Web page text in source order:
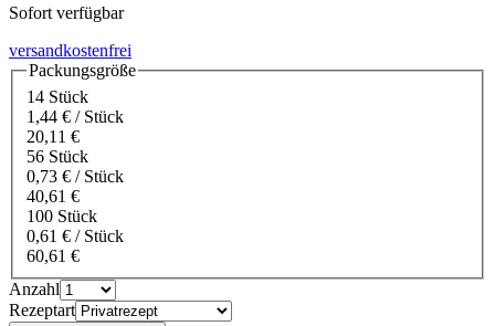
Sofort verfügbar
versandkostenfrei
Packungsgröße
14 Stück
1,44 € / Stück
20,11 €
56 Stück
0,73 € / Stück
40,61 €
100 Stück
0,61 € / Stück
60,61 €
Anzahl
Rezeptart